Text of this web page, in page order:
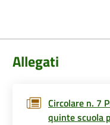
Allegati
Circolare n. 7
quinte scuola